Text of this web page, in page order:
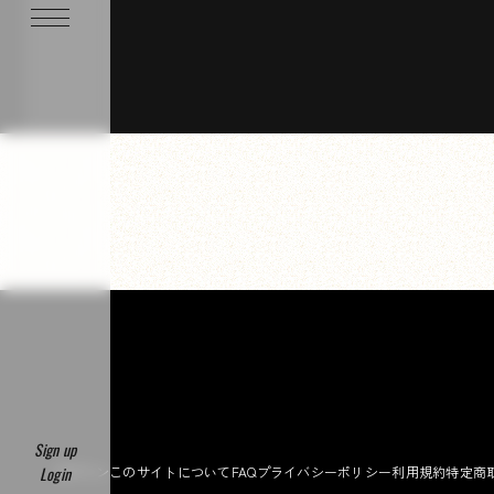
Sign up
Login
https://www.shuzo-family.jp/gallery
ログインこのサイトについてFAQプライバシーポリシー利用規約特定商